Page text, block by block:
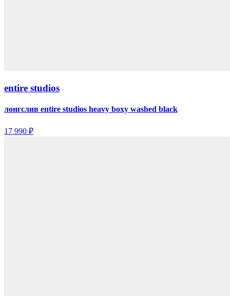
entire studios
лонгслив entire studios heavy boxy washed black
17 990 ₽